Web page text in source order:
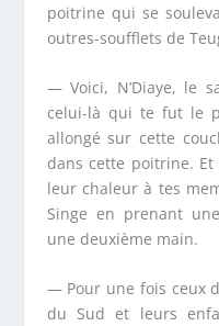
poitrine qui se
outres-soufflets de
— Voici, N’Diaye, le
celui-là qui te fut le
allongé sur cette
dans cette poitrine.
leur chaleur à tes
Singe en prenant
une deuxième main.
— Pour une fois ceux
du Sud et leurs